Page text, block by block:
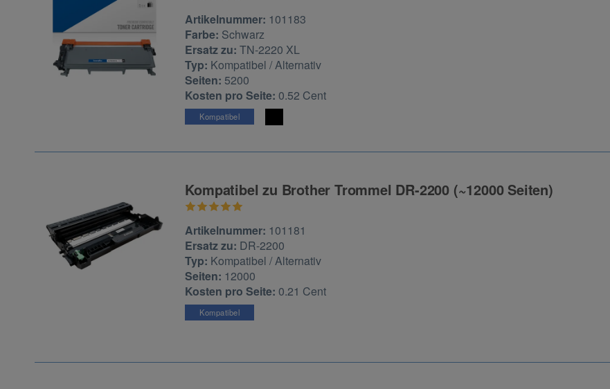
Zur Artikelbewertung
Artikelnummer: 101183
Farbe: Schwarz
Ersatz zu:TN-2220 XL
Typ: Kompatibel / Alternativ
Seiten: 5200
Kosten pro Seite: 0.52 Cent
Kompatibel
Kompatibel zu Brother Trommel DR-2200 (~12000 Seiten)
Zur Artikelbewertung
Artikelnummer: 101181
Ersatz zu: DR-2200
Typ: Kompatibel / Alternativ
Seiten: 12000
Kosten pro Seite: 0.21 Cent
Kompatibel